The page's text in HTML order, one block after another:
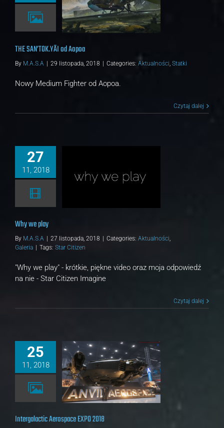
Statki
THE SAN’TOK.YĀI od Aopoa
By M.A.S.A | 29 listopada, 2018 | Categories: Aktualności Statki
Nowy Medium Fighter od Aopoa.
Czytaj dalej
27
11, 2018
Galeria
Why we play
By M.A.S.A 27 listopada, 2018 Categories: Aktualności,
Galeria
Tags: Star Citizen
"Why we play" - krótkie, piękne video oraz moja odpowiedź
na nie - Star Citizen Imagine
Czytaj dalej
25
11, 2018
Galeria
Intergalactic Aerospace EXPO 2018